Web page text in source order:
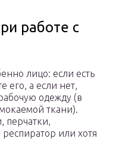
работе с
лицо: если есть
его, а если нет,
одежду (в
ткани).
перчатки,
или хотя